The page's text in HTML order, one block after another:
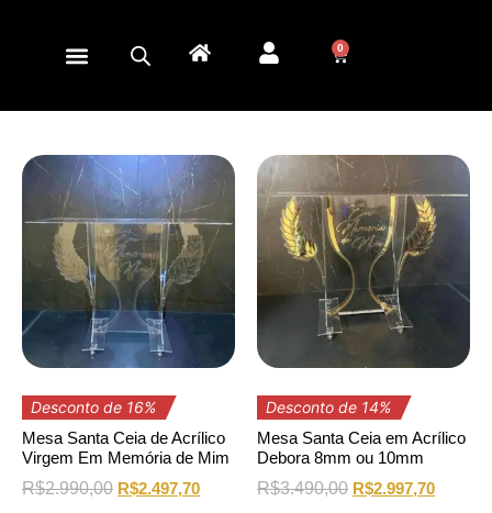
0
Desconto de 16%
Mesa Santa Ceia de Acrílico
Virgem Em Memória de Mim
R$2.990,00 R$2.497,70
Desconto de 14%
Mesa Santa Ceia em Acrílico
Debora 8mm ou 10mm
R$3.490,00 R$2.997,70